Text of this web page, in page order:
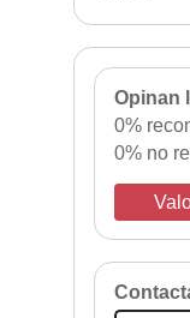
Opinan
0%
0% no